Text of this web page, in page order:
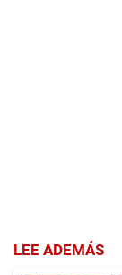
LEE ADEMÁS